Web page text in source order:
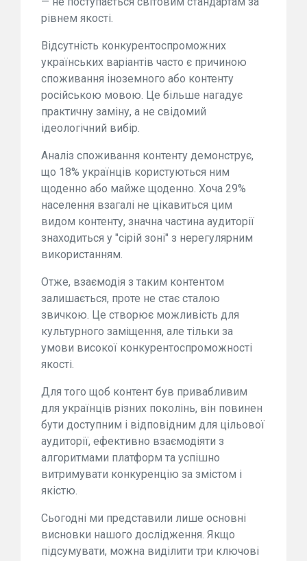
рівнем якості.
Відсутність конкурентоспроможних
українських варіантів часто є причиною
споживання іноземного або контенту
російською мовою. Це більше нагадує
практичну заміну, а не свідомий
ідеологічний вибір.
Аналіз споживання контенту демонструє,
що 18% українців користуються ним
щоденно або майже щоденно. Хоча 29%
населення взагалі не цікавиться цим
видом контенту, значна частина аудиторії
знаходиться у "сірій зоні" з нерегулярним
використанням.
Отже, взаємодія з таким контентом
залишається, проте не стає сталою
звичкою. Це створює можливість для
культурного заміщення, але тільки за
умови високої конкурентоспроможності
якості.
Для того щоб контент був привабливим
для українців різних поколінь, він повинен
бути доступним і відповідним для цільової
аудиторії, ефективно взаємодіяти з
алгоритмами платформ та успішно
витримувати конкуренцію за змістом і
якістю.
Сьогодні ми представили лише основні
висновки нашого дослідження. Якщо
підсумувати, можна виділити три ключові